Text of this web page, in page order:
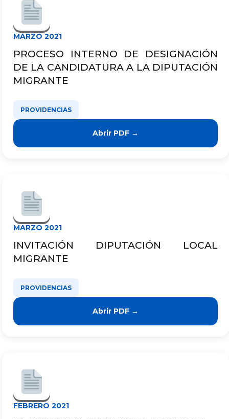
MARZO 2021
PROCESO INTERNO DE DESIGNACIÓN
DE LA CANDIDATURA A LA DIPUTACIÓN
MIGRANTE
PROVIDENCIAS
Abrir PDF →
MARZO 2021
INVITACIÓN DIPUTACIÓN LOCAL
MIGRANTE
PROVIDENCIAS
Abrir PDF →
FEBRERO 2021